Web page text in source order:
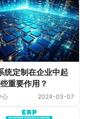
统定制在企业中起
重要作用？
心 2024-03-07